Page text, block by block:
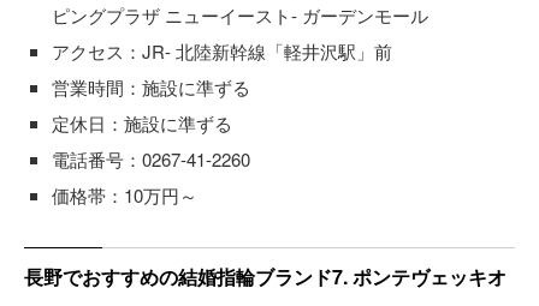
ピングプラザ ニューイースト- ガーデンモール
アクセス：JR- 北陸新幹線「軽井沢駅」前
営業時間：施設に準ずる
定休日：施設に準ずる
電話番号：0267-41-2260
価格帯：10万円～
長野でおすすめの結婚指輪ブランド7. ポンテヴェッキオ